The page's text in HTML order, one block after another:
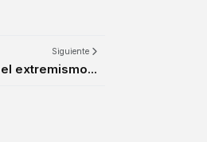
Siguiente
extremismo...